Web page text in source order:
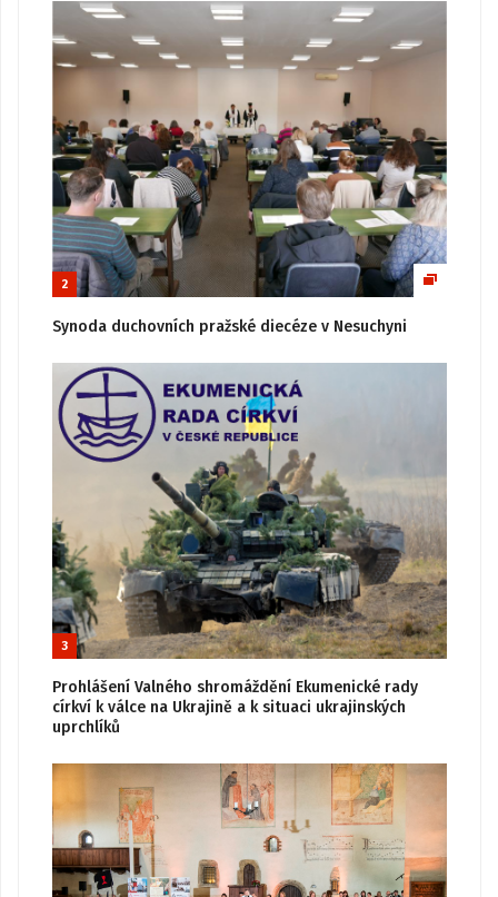
2
Synoda duchovních pražské diecéze v Nesuchyni
3
Prohlášení Valného shromáždění Ekumenické rady
církví k válce na Ukrajině a k situaci ukrajinských
uprchlíků